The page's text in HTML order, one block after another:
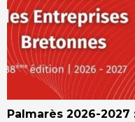
Palmarès 2026-